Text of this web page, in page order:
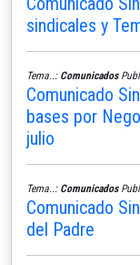
sindicales y
Tema..: Comunicados
Comunicado
bases por
julio
Tema..: Comunicados
Comunicado
del Padre